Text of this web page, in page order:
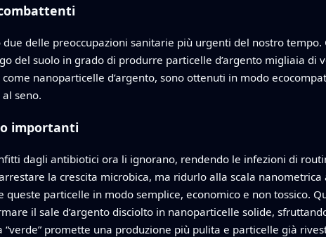
delle preoccupazioni sanitarie più urgenti del nostro tempo.
del suolo in grado di produrre particelle d’argento migliaia di
nanoparticelle d’argento, sono ottenuti in modo
seno.
importanti
dagli antibiotici ora li ignorano, rendendo le infezioni di
la crescita microbica, ma ridurlo alla scala
particelle in modo semplice, economico e non tossico.
il sale d’argento disciolto in nanoparticelle solide,
promette una produzione più pulita e particelle già